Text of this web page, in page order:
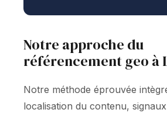
Notre approche du
référencement geo à
Notre méthode éprouvée
localisation du contenu,